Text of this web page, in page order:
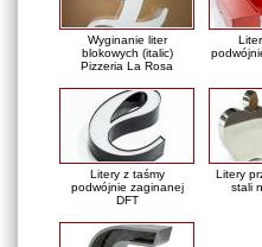
Wyginanie liter
blokowych (italic)
Pizzeria La Rosa
Litery z taśmy
podwójnie zaginanej
DFT
Litery
stali